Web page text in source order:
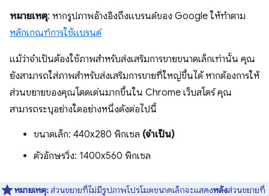
หมายเหตุ: หากรูปภาพอ้างอิงถึงแบรนด์ของ Google ให้ทำตาม
หลักเกณฑ์การใช้แบรนด์
แม้ว่าจำเป็นต้องใช้ภาพสำหรับส่งเสริมการขายขนาดเล็กเท่านั้น คุณ
ยังสามารถใส่ภาพสำหรับส่งเสริมการขายที่ใหญ่ขึ้นได้ หากต้องการให้
ส่วนขยายของคุณโดดเด่นมากขึ้นใน Chrome เว็บสโตร์ คุณ
สามารถระบุอย่างใดอย่างหนึ่งดังต่อไปนี้
ขนาดเล็ก: 440x280 พิกเซล (จำเป็น)
ตัวอักษรวิ่ง: 1400x560 พิกเซล
หมายเหตุ:ส่วนขยายที่ไม่มีรูปภาพโปรโมตขนาดเล็กจะแสดงหลังส่วนขยายที่